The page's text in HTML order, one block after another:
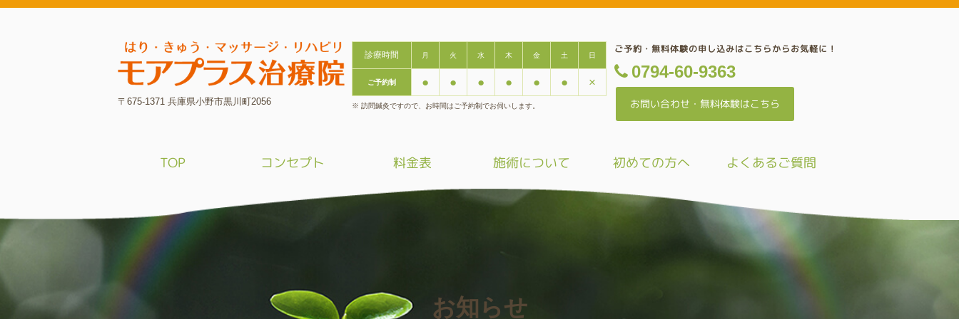
〒675-1371 兵庫県小野市黒川町2056
診療時間 月 火 水 木 金 土 日
ご予約制 ● ● ● ● ● ● ×
※ 訪問鍼灸ですので、お時間はご予約制でお伺いします。
ご予約・無料体験の申し込みはこちらからお気軽に！
 0794-60-9363
お問い合わせ・無料体験はこちら
TOP コンセプト 料金表 施術について 初めての方へ よくあるご質問
お知らせ